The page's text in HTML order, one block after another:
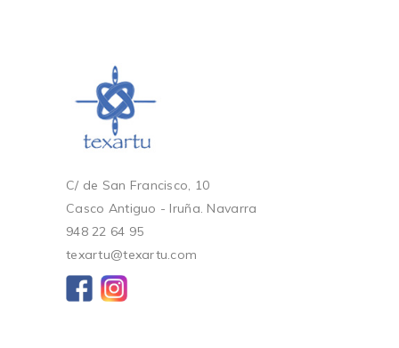
C/ de San Francisco, 10
Casco Antiguo - Iruña. Navarra
948 22 64 95
texartu@texartu.com